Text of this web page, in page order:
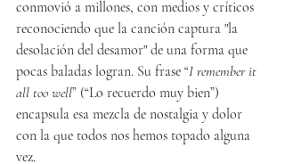
conmovió a millones, con medios y críticos
reconociendo que la canción captura "la
desolación del desamor" de una forma que
pocas baladas logran. Su frase “I remember it
all too well” (“Lo recuerdo muy bien”)
encapsula esa mezcla de nostalgia y dolor
con la que todos nos hemos topado alguna
vez.